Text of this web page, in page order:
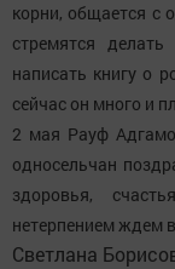
корни, общается с
стремятся
написать книгу о
сейчас он много и
2 мая Рауф
односельчан
здоровья,
нетерпением ждем
Светлана